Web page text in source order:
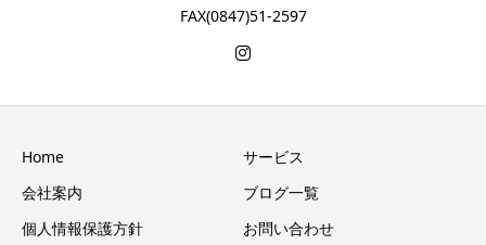
FAX(0847)51-2597
Home
サービス
会社案内
ブログ一覧
個人情報保護方針
お問い合わせ